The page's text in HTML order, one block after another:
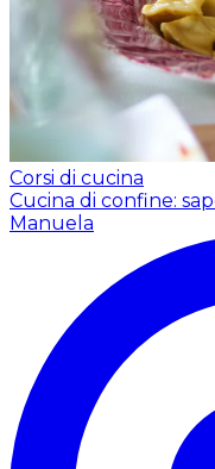
Corsi di cucina
Cucina di confine:
Manuela